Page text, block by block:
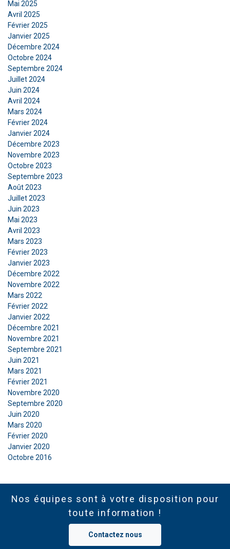
Mai 2025
Avril 2025
Février 2025
Janvier 2025
Décembre 2024
Octobre 2024
Septembre 2024
Juillet 2024
Juin 2024
Avril 2024
Mars 2024
Février 2024
Janvier 2024
Décembre 2023
Novembre 2023
Octobre 2023
Septembre 2023
Août 2023
Juillet 2023
Juin 2023
Mai 2023
Avril 2023
Mars 2023
Février 2023
Janvier 2023
Décembre 2022
Novembre 2022
Mars 2022
Février 2022
Janvier 2022
Décembre 2021
Novembre 2021
Septembre 2021
Juin 2021
Mars 2021
Février 2021
Novembre 2020
Septembre 2020
Juin 2020
Mars 2020
Février 2020
Janvier 2020
Octobre 2016
Nos équipes sont à votre disposition pour
toute information !
Contactez nous
Privacy Policy
Strictement
nécessaires
Fonctionnalité